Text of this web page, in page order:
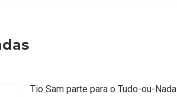
Tio Sam parte para o Tudo-ou-Nada